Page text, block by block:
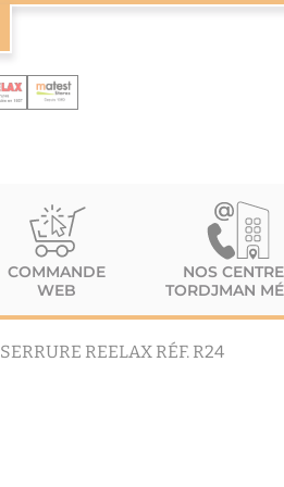
COMMANDE
WEB
NOS
TORDJMAN
SERRURE REELAX RÉF. R24